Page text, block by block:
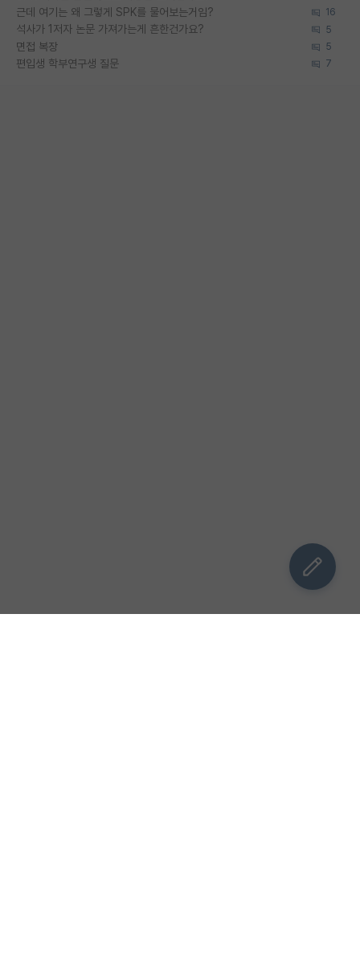
근데 여기는 왜 그렇게 SPK를 물어보는거임? 16
석사가 1저자 논문 가져가는게 흔한건가요? 5
면접 복장 5
편입생 학부연구생 질문 7